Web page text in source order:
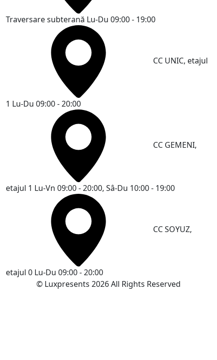
Traversare subterană Lu-Du 09:00 - 19:00
CC UNIC, etajul
1 Lu-Du 09:00 - 20:00
CC GEMENI,
etajul 1 Lu-Vn 09:00 - 20:00, Sâ-Du 10:00 - 19:00
CC SOYUZ,
etajul 0 Lu-Du 09:00 - 20:00
© Luxpresents 2026 All Rights Reserved